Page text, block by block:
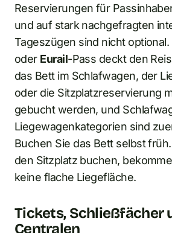
Reservierungen für
und auf stark nachgefragten
Tageszügen sind nicht optional.
oder Eurail-Pass deckt den
das Bett im Schlafwagen, der
oder die Sitzplatzreservierung
gebucht werden, und
Liegewagenkategorien sind
Buchen Sie das Bett selbst
den Sitzplatz buchen,
keine flache Liegefläche.
Tickets, Schließfächer
Centralen